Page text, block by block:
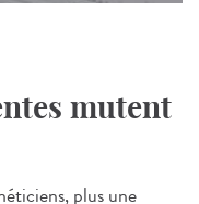
mutent
plus une